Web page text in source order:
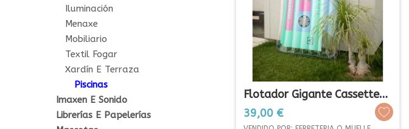
Iluminación
Menaxe
Mobiliario
Textil Fogar
Xardín E Terraza
Piscinas
Imaxen E Sonido
Librerías E Papelerías
Flotador Gigante Cassette
-...
Prezo
39,00 €